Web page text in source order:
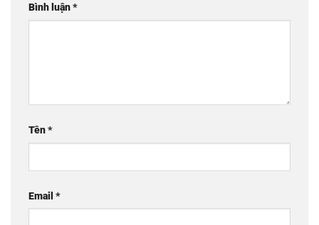
Bình luận*
Tên*
Email *